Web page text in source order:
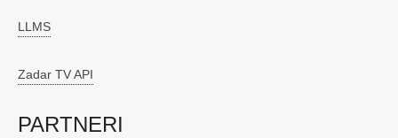
LLMS
Zadar TV API
PARTNERI